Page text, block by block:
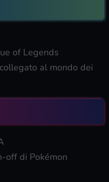
of Legends
al mondo dei
off di Pokémon